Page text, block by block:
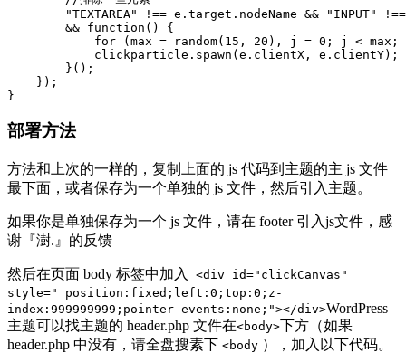
    });
部署方法
方法和上次的一样的，复制上面的 js 代码到主题的主 js 文件
最下面，或者保存为一个单独的 js 文件，然后引入主题。
如果你是单独保存为一个 js 文件，请在 footer 引入js文件，感
谢『澍.』的反馈
然后在页面 body 标签中加入
<div id="clickCanvas"
style=" position:fixed;left:0;top:0;z-
index:999999999;pointer-events:none;"></div>WordPress
主题可以找主题的 header.php 文件在<body>下方（如果
header.php 中没有，请全盘搜素下 <body ），加入以下代码。